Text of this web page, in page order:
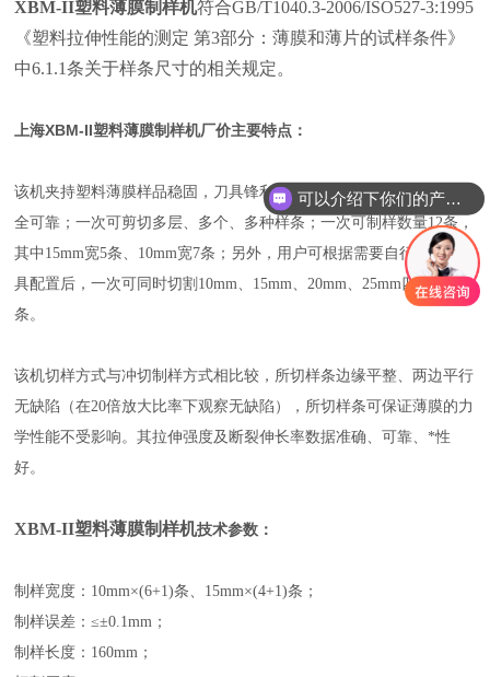
XBM-II塑料薄膜制样机符合GB/T1040.3-2006/ISO527-3:1995
《塑料拉伸性能的测定 第3部分：薄膜和薄片的试样条件》
中6.1.1条关于样条尺寸的相关规定。
上海XBM-II塑料薄膜制样机厂价主要特点：
该机夹持塑料薄膜样品稳固，刀具锋利、易更换；操作简便，使用安
全可靠；一次可剪切多层、多个、多种样条；一次可制样数量12条，
其中15mm宽5条、10mm宽7条；另外，用户可根据需要自行改变刀
具配置后，一次可同时切割10mm、15mm、20mm、25mm四种样
条。
该机切样方式与冲切制样方式相比较，所切样条边缘平整、两边平行
无缺陷（在20倍放大比率下观察无缺陷），所切样条可保证薄膜的力
学性能不受影响。其拉伸强度及断裂伸长率数据准确、可靠、*性
好。
XBM-II塑料薄膜制样机技术参数：
制样宽度：10mm×(6+1)条、15mm×(4+1)条；
制样误差：≤±0.1mm；
制样长度：160mm；
可以介绍下你们的产品么？